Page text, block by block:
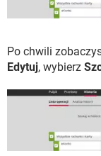
Po chwili
Edytuj, wybierz